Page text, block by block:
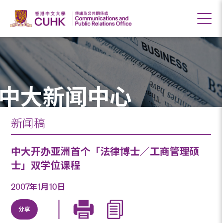
大新闻中心
新闻稿
中大开办亚洲首个「法律博士／工商管理硕
士」双学位课程
2007年1月10日
分享